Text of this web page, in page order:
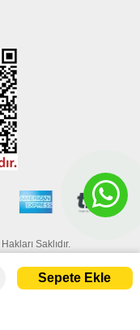
Saklıdır.